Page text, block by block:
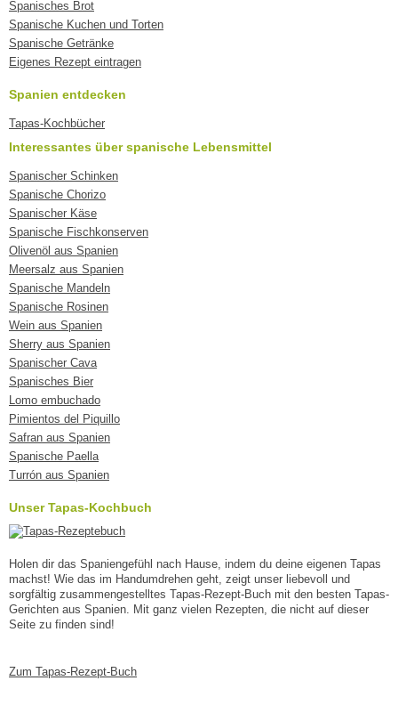
Spanisches Brot
Spanische Kuchen und Torten
Spanische Getränke
Eigenes Rezept eintragen
Spanien entdecken
Tapas-Kochbücher
Interessantes über spanische Lebensmittel
Spanischer Schinken
Spanische Chorizo
Spanischer Käse
Spanische Fischkonserven
Olivenöl aus Spanien
Meersalz aus Spanien
Spanische Mandeln
Spanische Rosinen
Wein aus Spanien
Sherry aus Spanien
Spanischer Cava
Spanisches Bier
Lomo embuchado
Pimientos del Piquillo
Safran aus Spanien
Spanische Paella
Turrón aus Spanien
Unser Tapas-Kochbuch
Holen dir das Spaniengefühl nach Hause, indem du deine eigenen Tapas
machst! Wie das im Handumdrehen geht, zeigt unser liebevoll und
sorgfältig zusammengestelltes Tapas-Rezept-Buch mit den besten Tapas-
Gerichten aus Spanien. Mit ganz vielen Rezepten, die nicht auf dieser
Seite zu finden sind!
Zum Tapas-Rezept-Buch